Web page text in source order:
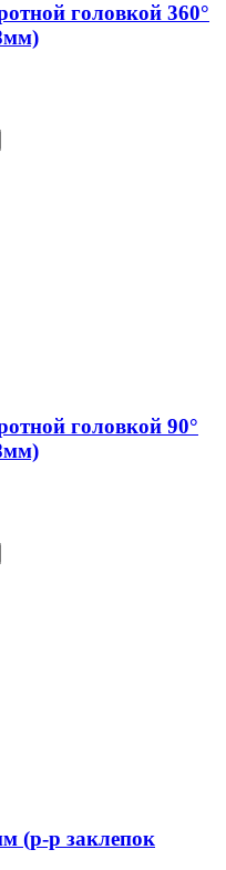
головкой 360°
головкой 90°
(р-р заклепок